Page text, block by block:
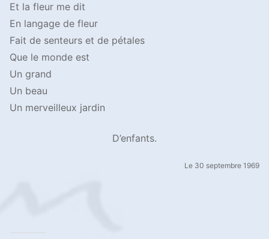
Et la fleur me dit
En langage de fleur
Fait de senteurs et de pétales
Que le monde est
Un grand
Un beau
Un merveilleux jardin
D’enfants.
Le 30 septembre 1969